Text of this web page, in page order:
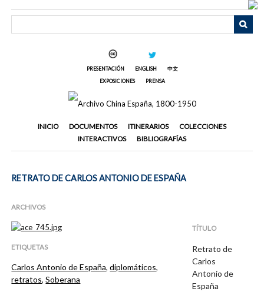
PRESENTACIÓN ENGLISH
中文
EXPOSICIONES
PRENSA
INICIO DOCUMENTOS ITINERARIOS
COLECCIONES
INTERACTIVOS
BIBLIOGRAFÍAS
RETRATO DE CARLOS ANTONIO DE ESPAÑA
ARCHIVOS
ETIQUETAS
Carlos Antonio de España,diplomáticos,
retratos,Soberana
TÍTULO
Retrato de
Carlos
Antonio de
España